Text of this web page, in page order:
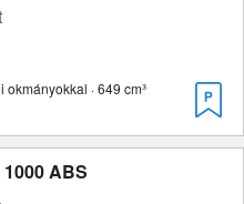
okmányokkal · 649 cm³
ABS